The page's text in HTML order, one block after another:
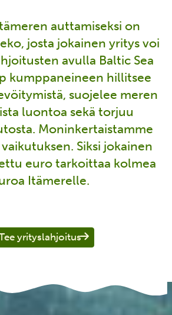
auttamiseksi on
josta jokainen yritys voi
avulla Baltic Sea
kumppaneineen hillitsee
suojelee meren
luontoa sekä torjuu
Moninkertaistamme
Siksi jokainen
euro tarkoittaa kolmea
Itämerelle.
yrityslahjoitus